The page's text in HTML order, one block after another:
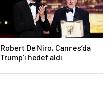
Robert De Niro, Cannes’da
Trump’ı hedef aldı